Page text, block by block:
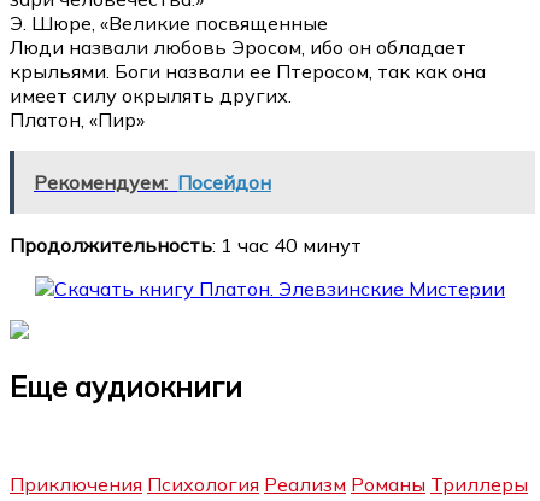
Э. Шюре, «Великие посвященные
Люди назвали любовь Эросом, ибо он обладает
крыльями. Боги назвали ее Птеросом, так как она
имеет силу окрылять других.
Платон, «Пир»
Рекомендуем: Посейдон
Продолжительность: 1 час 40 минут
Еще аудиокниги
Приключения Психология Реализм Романы Триллеры